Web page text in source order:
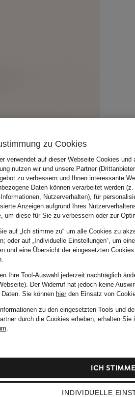
zu Cookies
verwendet auf dieser Webseite Cookies und
nutzen wir und unsere Partner
zu verbessern und Ihnen interessante
Daten können verarbeitet werden
Nutzerverhalten), für
Anzeigen aufgrund Ihres
um diese für Sie zu verbessern oder zur
auf „Ich stimme zu“ um alle Cookies zu
oder auf „Individuelle Einstellungen“, um
und eine Übersicht der eingesetzten
Ihre Tool-Auswahl jederzeit nachträglich
Der Widerruf hat jedoch keine
Sie können hierden Einsatz von
zu den eingesetzten Tools und
durch die Cookies erheben, erhalten Sie
.
INDIVIDUELLE
ICH